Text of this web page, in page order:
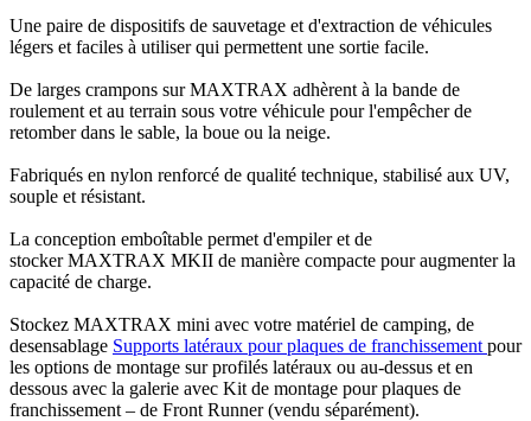
Une paire de dispositifs de sauvetage et d'extraction de véhicules
légers et faciles à utiliser qui permettent une sortie facile.
De larges crampons sur MAXTRAX adhèrent à la bande de
roulement et au terrain sous votre véhicule pour l'empêcher de
retomber dans le sable, la boue ou la neige.
Fabriqués en nylon renforcé de qualité technique, stabilisé aux UV,
souple et résistant.
La conception emboîtable permet d'empiler et de
stocker MAXTRAX MKII de manière compacte pour augmenter la
capacité de charge.
Stockez MAXTRAX mini avec votre matériel de camping, de
desensablage Supports latéraux pour plaques de franchissement pour
les options de montage sur profilés latéraux ou au-dessus et en
dessous avec la galerie avec Kit de montage pour plaques de
franchissement – de Front Runner (vendu séparément).